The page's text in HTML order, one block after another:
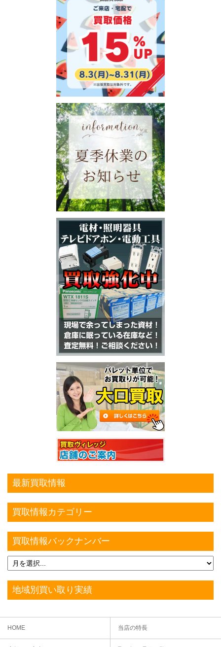
最新買取情報
買取情報カテゴリー
買取情報バックナンバー
地域別買い取り実績
HOME 当店の特長